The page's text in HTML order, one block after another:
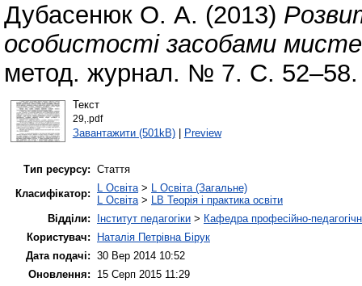
Дубасенюк О. А. (2013)
особистості засобами
метод. журнал. № 7. С. 52–58.
Текст
29‚.pdf
Завантажити (501kB)| Preview
Тип ресурсу: Стаття
Класифікатор:
L Освіта> L Освіта (Загальне)
L Освіта> LB Теорія і практика освіти
Відділи:
Інститут педагогіки > Кафедра професійно-
Користувач:
Наталія Петрівна Бірук
Дата подачі: 30 Вер 2014 10:52
Оновлення:
15 Серп 2015 11:29